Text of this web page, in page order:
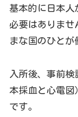
基本的に日本人
必要はありませ
まな国のひとが
入所後、事前
本採血と心電図
です。